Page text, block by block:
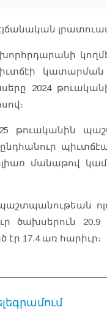
կատարման
2024
թուականին
մանաթով կամ
պաշտպանութեան
ծախսերուն 20.9
17.4 առ հարիւր։